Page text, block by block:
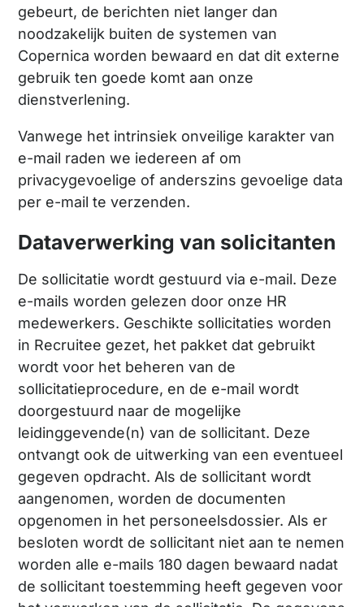
gebeurt, de berichten niet langer dan
noodzakelijk buiten de systemen van
Copernica worden bewaard en dat dit externe
gebruik ten goede komt aan onze
dienstverlening.
Vanwege het intrinsiek onveilige karakter van
e-mail raden we iedereen af om
privacygevoelige of anderszins gevoelige data
per e-mail te verzenden.
Dataverwerking van solicitanten
De sollicitatie wordt gestuurd via e-mail. Deze
e-mails worden gelezen door onze HR
medewerkers. Geschikte sollicitaties worden
in Recruitee gezet, het pakket dat gebruikt
wordt voor het beheren van de
sollicitatieprocedure, en de e-mail wordt
doorgestuurd naar de mogelijke
leidinggevende(n) van de sollicitant. Deze
ontvangt ook de uitwerking van een eventueel
gegeven opdracht. Als de sollicitant wordt
aangenomen, worden de documenten
opgenomen in het personeelsdossier. Als er
besloten wordt de sollicitant niet aan te nemen
worden alle e-mails 180 dagen bewaard nadat
de sollicitant toestemming heeft gegeven voor